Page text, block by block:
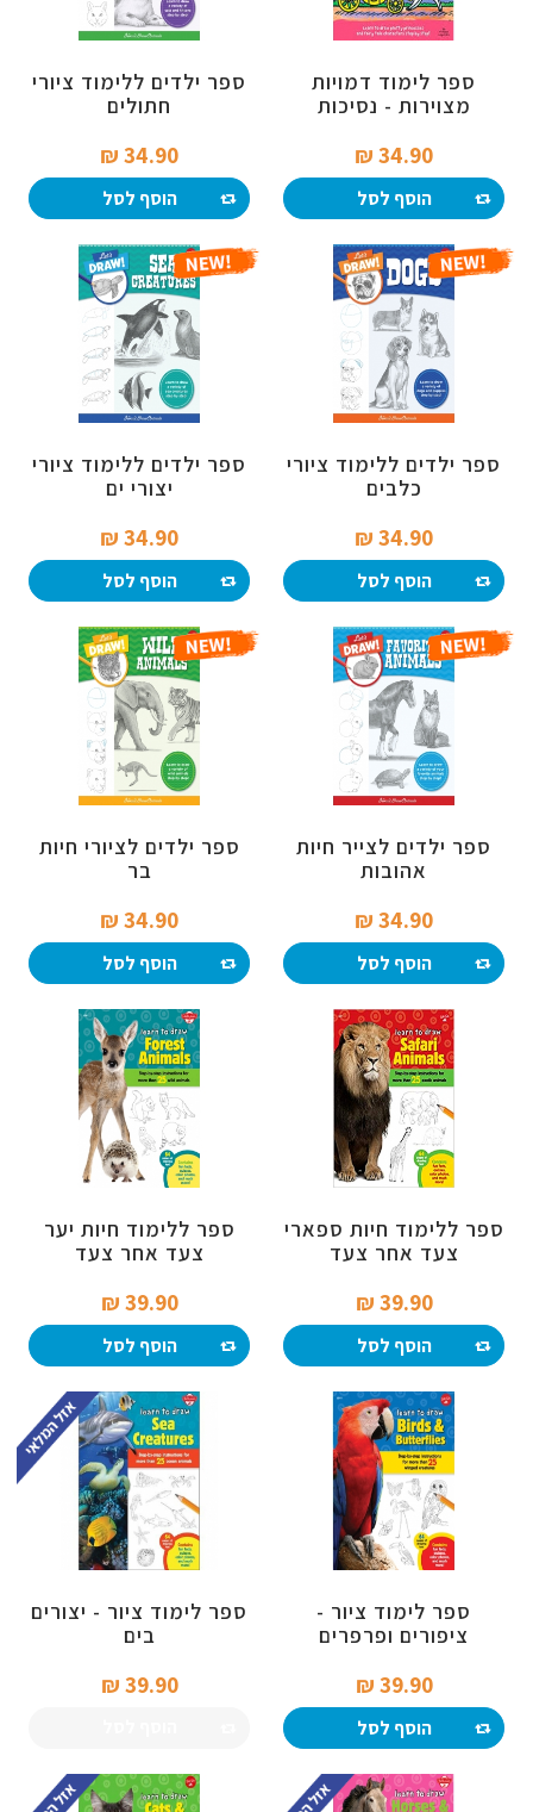
ספר לימוד דמויות
מצוירות - נסיכות
34.90 ₪‎
הוסף לסל
ספר ילדים ללימוד ציורי
חתולים
34.90 ₪‎
הוסף לסל
ספר ילדים ללימוד ציורי
כלבים
34.90 ₪‎
הוסף לסל
ספר ילדים ללימוד ציורי
יצורי ים
34.90 ₪‎
הוסף לסל
ספר ילדים לצייר חיות
אהובות
34.90 ₪‎
הוסף לסל
ספר ילדים לציורי חיות
בר
34.90 ₪‎
הוסף לסל
ספר ללימוד חיות ספארי
צעד אחר צעד
39.90 ₪‎
הוסף לסל
ספר ללימוד חיות יער
צעד אחר צעד
39.90 ₪‎
הוסף לסל
ספר לימוד ציור -
ציפורים ופרפרים
39.90 ₪‎
הוסף לסל
ספר לימוד ציור - יצורים
בים
39.90 ₪‎